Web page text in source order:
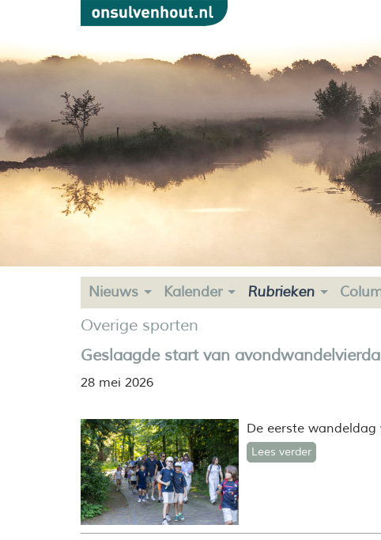
Nieuws Kalender Rubrieken
Overige sporten
Geslaagde start van
28 mei 2026
De eerste
Lees verder